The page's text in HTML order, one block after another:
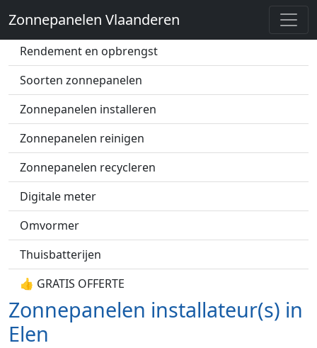
Zonnepanelen Vlaanderen
Zonnepanelen prijs
Rendement en opbrengst
Soorten zonnepanelen
Zonnepanelen installeren
Zonnepanelen reinigen
Zonnepanelen recycleren
Digitale meter
Omvormer
Thuisbatterijen
👍 GRATIS OFFERTE
Zonnepanelen installateur(s) in
Elen